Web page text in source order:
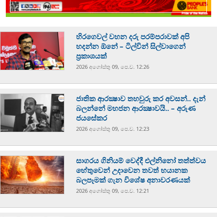
හිරගෙවල් වහන දරු පරම්පරාවක් අපි
හදන්න ඕනේ – ටිල්වින් සිල්වාගෙන්
ප්‍රකාශයක්
2026 අගෝස්‍තු 09, පෙ.ව. 12:26
ජාතික ආරක්‍ෂාව තහවුරු කර අවසන්.. දැන්
බලන්නේ මහජන ආරක්‍ෂාවයි.. – අරුණ
ජයසේකර
2026 අගෝස්‍තු 09, පෙ.ව. 12:23
සාගරය ගිනියම් වෙද්දී එල්නිනෝ තත්ත්වය
හේතුවෙන් උදාවෙන තවත් භයානක
බලපෑමක් ගැන විශේෂ අනාවරණයක්
2026 අගෝස්‍තු 09, පෙ.ව. 12:21